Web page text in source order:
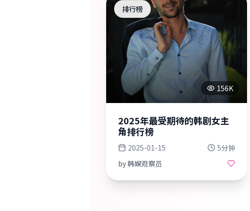
排行榜
156K
2025年最受期待的韩剧女主
角排行榜
2025-01-15
5分钟
by韩娱观察员